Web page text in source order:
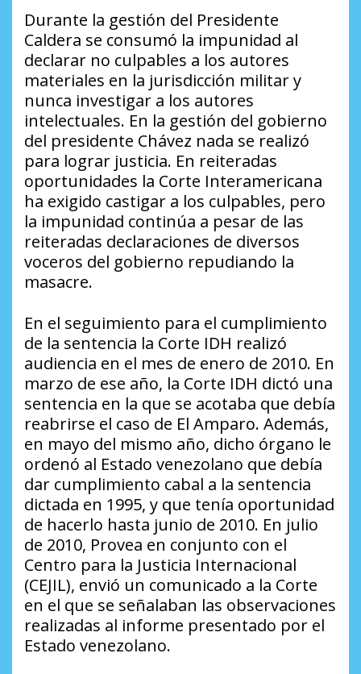
Durante la gestión del Presidente
Caldera se consumó la impunidad al
declarar no culpables a los autores
materiales en la jurisdicción militar y
nunca investigar a los autores
intelectuales. En la gestión del gobierno
del presidente Chávez nada se realizó
para lograr justicia. En reiteradas
oportunidades la Corte Interamericana
ha exigido castigar a los culpables, pero
la impunidad continúa a pesar de las
reiteradas declaraciones de diversos
voceros del gobierno repudiando la
masacre.
En el seguimiento para el cumplimiento
de la sentencia la Corte IDH realizó
audiencia en el mes de enero de 2010. En
marzo de ese año, la Corte IDH dictó una
sentencia en la que se acotaba que debía
reabrirse el caso de El Amparo. Además,
en mayo del mismo año, dicho órgano le
ordenó al Estado venezolano que debía
dar cumplimiento cabal a la sentencia
dictada en 1995, y que tenía oportunidad
de hacerlo hasta junio de 2010. En julio
de 2010, Provea en conjunto con el
Centro para la Justicia Internacional
(CEJIL), envió un comunicado a la Corte
en el que se señalaban las observaciones
realizadas al informe presentado por el
Estado venezolano.